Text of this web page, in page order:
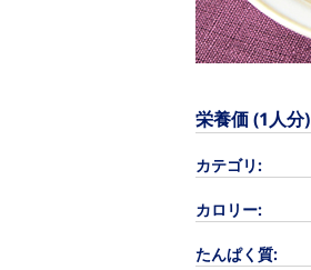
栄養価 (1人分)
カテゴリ:
カロリー:
たんぱく質: